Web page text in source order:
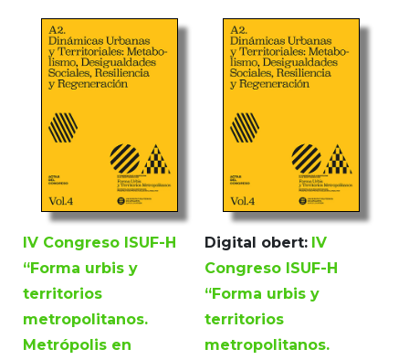
IV Congreso ISUF-H
“Forma urbis y
territorios
metropolitanos.
Metrópolis en
Digital obert: IV
Congreso ISUF-H
“Forma urbis y
territorios
metropolitanos.